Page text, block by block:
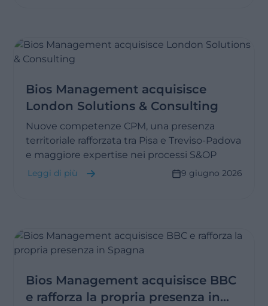
Bios Management acquisisce
London Solutions & Consulting
Nuove competenze CPM, una presenza
territoriale rafforzata tra Pisa e Treviso-Padova
e maggiore expertise nei processi S&OP
Leggi di più 9 giugno 2026
Bios Management acquisisce BBC
e rafforza la propria presenza in